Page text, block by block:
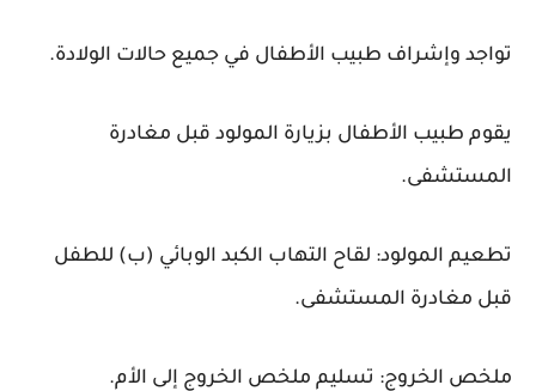
تواجد وإشراف طبيب الأطفال في جميع حالات الولادة.
يقوم طبيب الأطفال بزيارة المولود قبل مغادرة
المستشفى.
تطعيم المولود: لقاح التهاب الكبد الوبائي (ب) للطفل
قبل مغادرة المستشفى.
ملخص الخروج: تسليم ملخص الخروج إلى الأم.